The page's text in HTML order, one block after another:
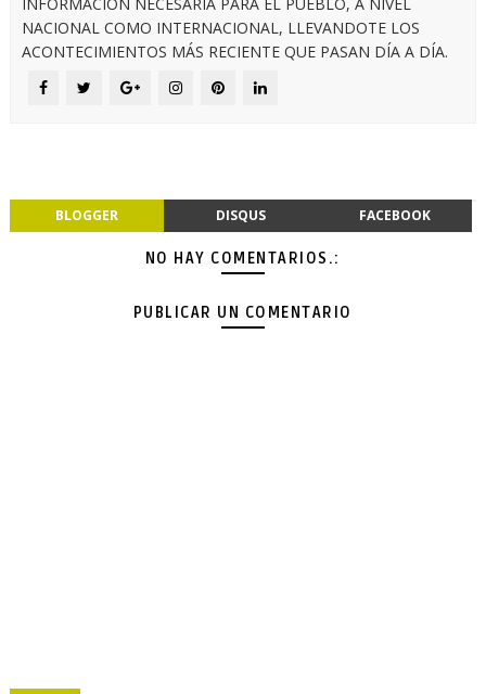
NACIONAL COMO INTERNACIONAL, LLEVANDOTE LOS
ACONTECIMIENTOS MÁS RECIENTE QUE PASAN DÍA A DÍA.
BLOGGER DISQUS FACEBOOK
NO HAY COMENTARIOS.:
PUBLICAR UN COMENTARIO